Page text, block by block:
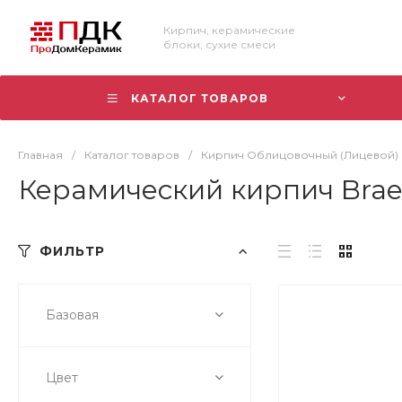
Кирпич, керамические
блоки, сухие смеси
КАТАЛОГ ТОВАРОВ
Главная / Каталог товаров / Кирпич Облицовочный (Лицевой)
Керамический кирпич
ФИЛЬТР
Базовая
Цвет